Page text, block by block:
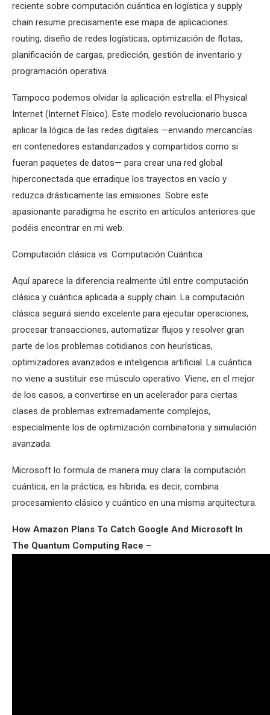
reciente sobre computación cuántica en logística y supply
chain resume precisamente ese mapa de aplicaciones:
routing, diseño de redes logísticas, optimización de flotas,
planificación de cargas, predicción, gestión de inventario y
programación operativa.
Tampoco podemos olvidar la aplicación estrella: el Physical
Internet (Internet Físico). Este modelo revolucionario busca
aplicar la lógica de las redes digitales —enviando mercancías
en contenedores estandarizados y compartidos como si
fueran paquetes de datos— para crear una red global
hiperconectada que erradique los trayectos en vacío y
reduzca drásticamente las emisiones. Sobre este
apasionante paradigma he escrito en artículos anteriores que
podéis encontrar en mi web.
Computación clásica vs. Computación Cuántica
Aquí aparece la diferencia realmente útil entre computación
clásica y cuántica aplicada a supply chain. La computación
clásica seguirá siendo excelente para ejecutar operaciones,
procesar transacciones, automatizar flujos y resolver gran
parte de los problemas cotidianos con heurísticas,
optimizadores avanzados e inteligencia artificial. La cuántica
no viene a sustituir ese músculo operativo. Viene, en el mejor
de los casos, a convertirse en un acelerador para ciertas
clases de problemas extremadamente complejos,
especialmente los de optimización combinatoria y simulación
avanzada.
Microsoft lo formula de manera muy clara: la computación
cuántica, en la práctica, es híbrida; es decir, combina
procesamiento clásico y cuántico en una misma arquitectura.
How Amazon Plans To Catch Google And Microsoft In
The Quantum Computing Race –